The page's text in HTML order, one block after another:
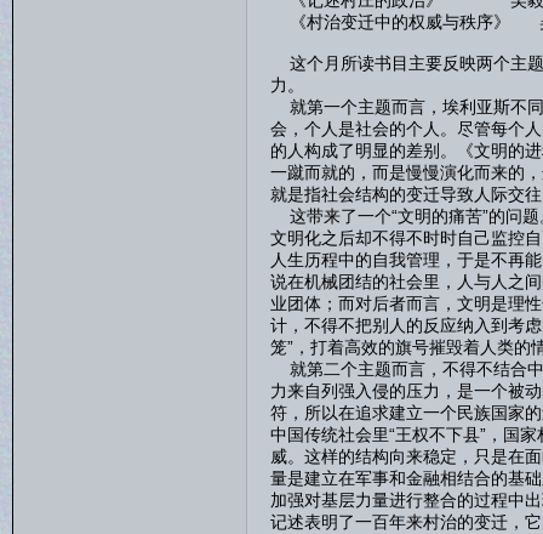
《村治变迁中的权威与秩序》
这个月所读书目主要反映两个主
力。
就第一个主题而言，埃利亚斯不
会，个人是社会的个人。尽管每个
的人构成了明显的差别。《文明的
一蹴而就的，而是慢慢演化而来的
就是指社会结构的变迁导致人际交
这带来了一个“文明的痛苦”的问
文明化之后却不得不时时自己监控
人生历程中的自我管理，于是不再
说在机械团结的社会里，人与人之
业团体；而对后者而言，文明是理
计，不得不把别人的反应纳入到考
笼”，打着高效的旗号摧毁着人类的
就第二个主题而言，不得不结合
力来自列强入侵的压力，是一个被
符，所以在追求建立一个民族国家
中国传统社会里“王权不下县”，国
威。这样的结构向来稳定，只是在
量是建立在军事和金融相结合的基
加强对基层力量进行整合的过程中
记述表明了一百年来村治的变迁，